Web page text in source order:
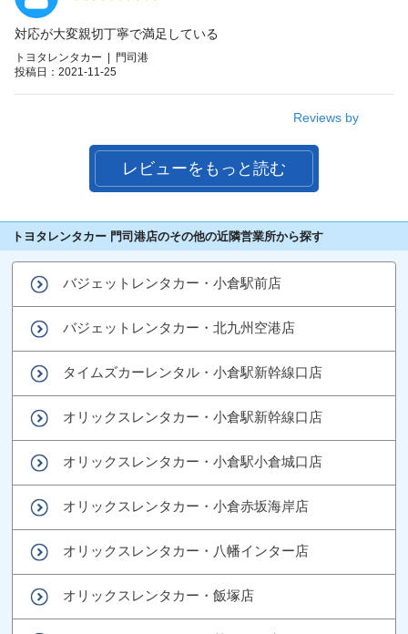
対応が大変親切丁寧で満足している
トヨタレンタカー | 門司港
投稿日：2021-11-25
Reviews by
レビューをもっと読む
トヨタレンタカー 門司港店のその他の近隣営業所から探す
バジェットレンタカー・小倉駅前店
バジェットレンタカー・北九州空港店
タイムズカーレンタル・小倉駅新幹線口店
オリックスレンタカー・小倉駅新幹線口店
オリックスレンタカー・小倉駅小倉城口店
オリックスレンタカー・小倉赤坂海岸店
オリックスレンタカー・八幡インター店
オリックスレンタカー・飯塚店